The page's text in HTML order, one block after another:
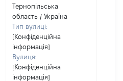
Тернопільська
область / Україна
Тип вулиці:
[Конфіденційна
інформація]
Вулиця:
[Конфіденційна
інформація]